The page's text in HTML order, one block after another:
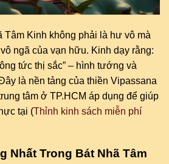
Tâm Kinh không phải là hư vô mà
ngã của vạn hữu. Kinh dạy rằng:
tức thị sắc” – hình tướng và
là nền tảng của thiền Vipassana
tâm ở TP.HCM áp dụng để giúp
tại (Thỉnh kinh sách miễn phí
Nhất Trong Bát Nhã Tâm